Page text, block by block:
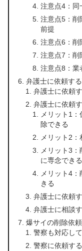
注意点4：同
注意点5：削
前提
注意点6：削
注意点7：削
注意点8：業
弁護士に依頼す
弁護士に依頼
弁護士に依頼
メリット1
除できる
メリット2
メリット3
に専念できる
メリット4
きる
弁護士に依頼
弁護士に相談
爆サイの削除依
警察も対応し
警察に依頼す